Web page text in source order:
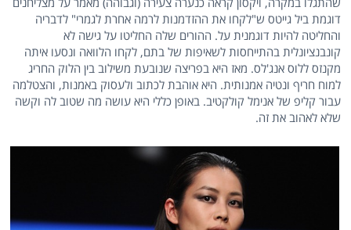
דוגמת ביל גייטס ש"לקחו את ההזדמנות לרמה אחרת לגמרי" לדבריה
והחליטה להיות דוגמנית על. ההורים שלה החליטו על גישה לא
קונבנציונלית בהתייחסות לשאיפות של בתם, לקחו הלוואה ונסעו איתה
מקנזס ללוס אנג'לס. מאז היא בפריצה שנובעת משילוב בין הלוק החריג
למוח חריף ונטיה אמנותית. היא אוהבת לכתוב ולעסוק באמנות, והצטלמה
עבור קליפ של אנימל קולקטיב. באופן כללי היא עושה מה שטוב לה וקשה
שלא לאהוב את זה.